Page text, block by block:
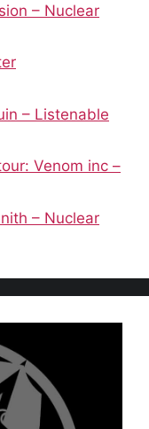
– Nuclear
– Listenable
Venom inc –
– Nuclear